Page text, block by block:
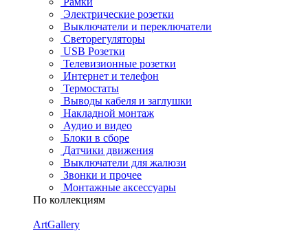
Электрические розетки
Выключатели и переключатели
Светорегуляторы
USB Розетки
Телевизионные розетки
Интернет и телефон
Термостаты
Выводы кабеля и заглушки
Накладной монтаж
Аудио и видео
Блоки в сборе
Датчики движения
Выключатели для жалюзи
Звонки и прочее
Монтажные аксессуары
По коллекциям
ArtGallery